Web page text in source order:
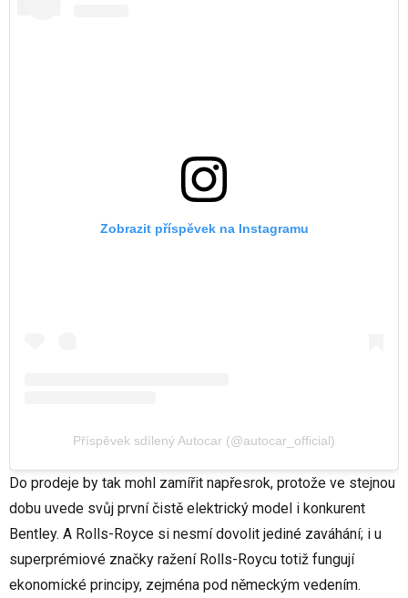
Zobrazit příspěvek na Instagramu
Příspěvek sdílený Autocar (@autocar_official)
Do prodeje by tak mohl zamířit napřesrok, protože ve stejnou
dobu uvede svůj první čistě elektrický model i konkurent
Bentley. A Rolls-Royce si nesmí dovolit jediné zaváhání; i u
superprémiové značky ražení Rolls-Roycu totiž fungují
ekonomické principy, zejména pod německým vedením.